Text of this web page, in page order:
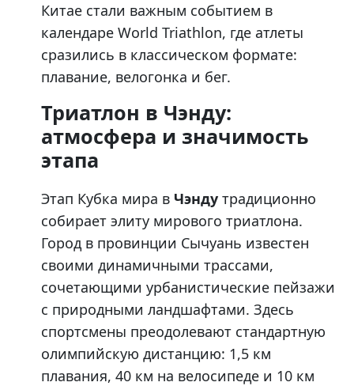
Китае стали важным событием в
календаре World Triathlon, где атлеты
сразились в классическом формате:
плавание, велогонка и бег.
Триатлон в Чэнду:
атмосфера и значимость
этапа
Этап Кубка мира в Чэнду традиционно
собирает элиту мирового триатлона.
Город в провинции Сычуань известен
своими динамичными трассами,
сочетающими урбанистические пейзажи
с природными ландшафтами. Здесь
спортсмены преодолевают стандартную
олимпийскую дистанцию: 1,5 км
плавания, 40 км на велосипеде и 10 км